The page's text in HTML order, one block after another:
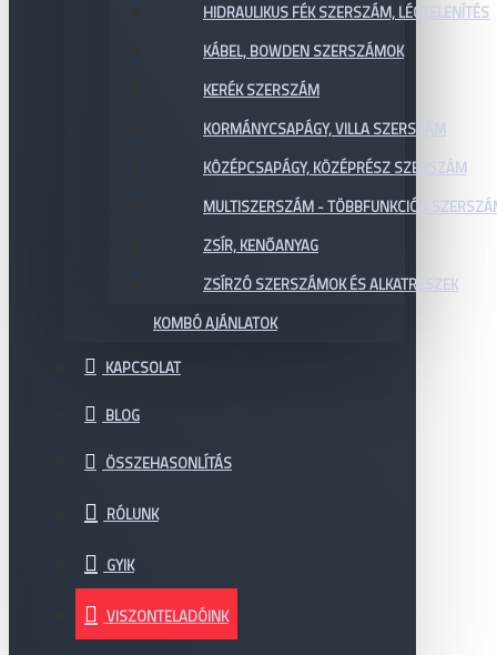
HIDRAULIKUS FÉK SZERSZÁM, LÉGTELENÍTÉS
KÁBEL, BOWDEN SZERSZÁMOK
KERÉK SZERSZÁM
KORMÁNYCSAPÁGY, VILLA SZERSZÁM
KÖZÉPCSAPÁGY, KÖZÉPRÉSZ SZERSZÁM
MULTISZERSZÁM - TÖBBFUNKCIÓS
ZSÍR, KENŐANYAG
ZSÍRZÓ SZERSZÁMOK ÉS ALKATRÉSZEK
KOMBÓ AJÁNLATOK
KAPCSOLAT
BLOG
ÖSSZEHASONLÍTÁS
RÓLUNK
GYIK
VISZONTELADÓINK